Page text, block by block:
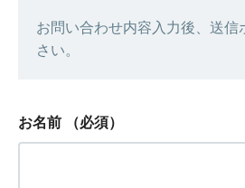
お問い合わせ内容入力後、送信
さい。
お名前 （必須）